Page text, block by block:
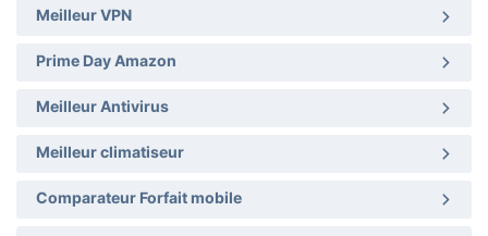
Meilleur VPN
Prime Day Amazon
Meilleur Antivirus
Meilleur climatiseur
Comparateur Forfait mobile